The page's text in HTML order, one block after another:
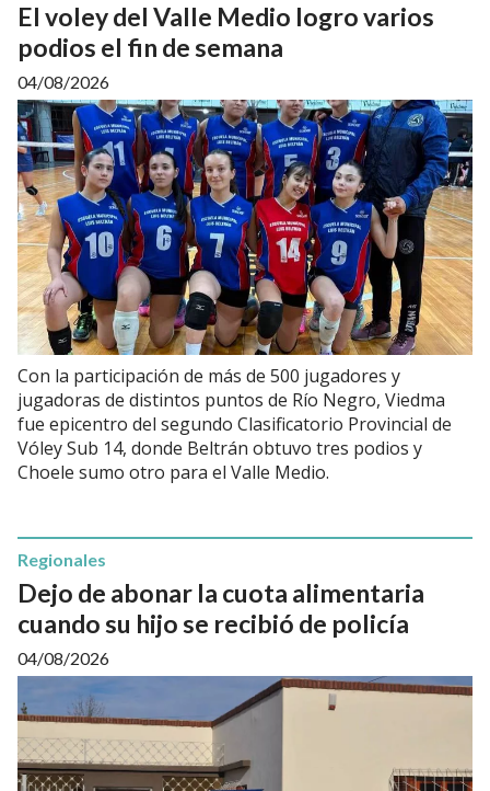
El voley del Valle Medio logro varios
podios el fin de semana
04/08/2026
Con la participación de más de 500 jugadores y
jugadoras de distintos puntos de Río Negro, Viedma
fue epicentro del segundo Clasificatorio Provincial de
Vóley Sub 14, donde Beltrán obtuvo tres podios y
Choele sumo otro para el Valle Medio.
Dejo de abonar la cuota alimentaria
cuando su hijo se recibió de policía
Regionales
04/08/2026